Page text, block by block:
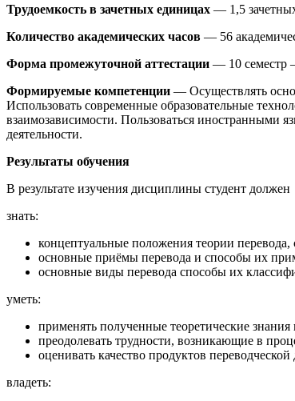
Трудоемкость в зачетных единицах — 1,5
Количество академических часов — 56
Форма промежуточной аттестации — 10 семестр
Формируемые компетенции — Осуществлять
Использовать современные образовательные
взаимозависимости. Пользоваться иностранными
деятельности.
Результаты обучения
В результате изучения дисциплины студент должен
знать:
концептуальные положения теории
основные приёмы перевода и способы их
основные виды перевода способы их
уметь:
применять полученные теоретические знания
преодолевать трудности, возникающие в
оценивать качество продуктов переводческой
владеть: